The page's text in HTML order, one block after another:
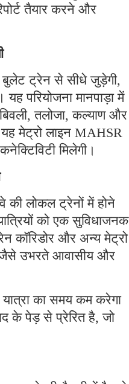
तैयार करने और
बुलेट ट्रेन से सीधे जुड़ेगी,
परियोजना मानपाड़ा में
तलोजा, कल्याण और
मेट्रो लाइन MAHSR
मिलेगी।
की लोकल ट्रेनों में होने
को एक सुविधाजनक
कॉरिडोर और अन्य मेट्रो
जैसे उभरते आवासीय और
यात्रा का समय कम करेगा
के पेड़ से प्रेरित है, जो